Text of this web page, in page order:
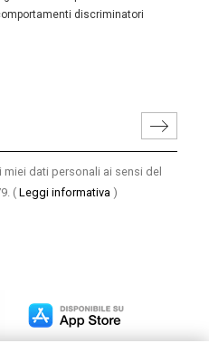
discriminatori
dati personali ai sensi del
( Leggi informativa )